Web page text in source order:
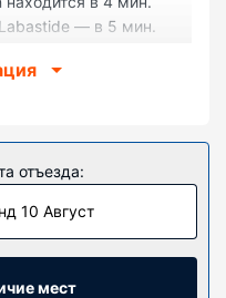
— в 5 мин.
находится в 7,1
из 6 номеров с
Приготовить еду
беспроводной
всегда оставаться на
предоставляют
и фен.
отъезда:
10 Август
мест